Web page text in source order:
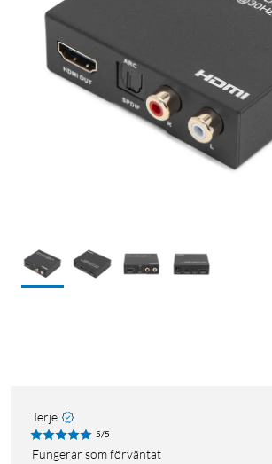
Terje
5/5
Fungerar som förväntat